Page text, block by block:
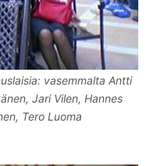
vasemmalta Antti
Jari Vilen, Hannes
Tero Luoma